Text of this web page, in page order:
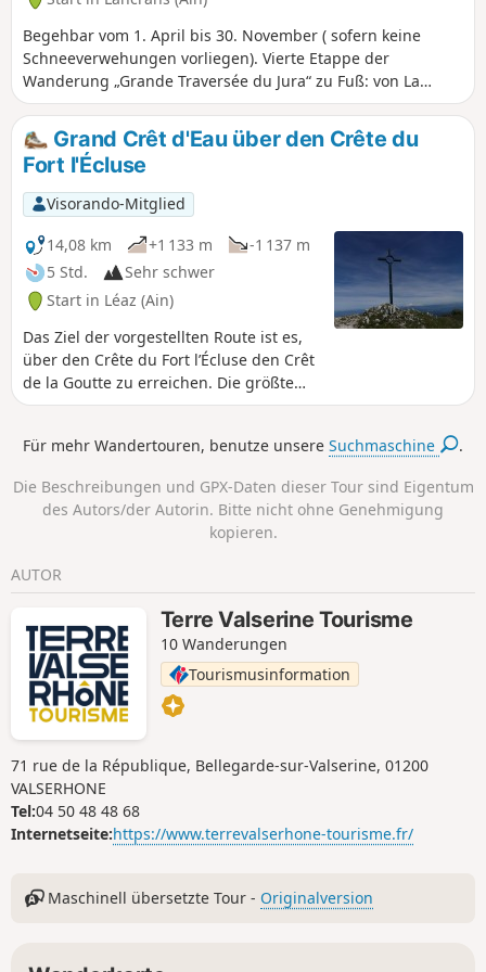
Begehbar vom 1. April bis 30. November ( sofern keine
Schneeverwehungen vorliegen). Vierte Etappe der
Wanderung „Grande Traversée du Jura“ zu Fuß: von La
Borne au Lion nach Culoz, in 6 Tagen. Die GTJ verbindet
Mandeure (Doubs) mit Culoz (Ain) in 15 bis 20 Tagen und
durchquert dabei das Jura-Gebirge und den Regionalen
Naturpark Haut-Jura. Die hier vorgeschlagene Route
entspricht der zweiten Hälfte der Strecke.
Grand Crêt d'Eau über den Crête du
Fort l'Écluse
Visorando-Mitglied
14,08 km
+1 133 m
-1 137 m
5 Std.
Sehr schwer
Start in Léaz (Ain)
Das Ziel der vorgestellten Route ist es,
über den Crête du Fort l’Écluse den Crêt
de la Goutte zu erreichen. Die größte
Schwierigkeit besteht beim Aufstieg; der
Hochspannungsmast ziemlich steil,
Händen abstützen muss (im Abstieg
und bei nassem Boden zu vermeiden).
Ab dem Chalet Bizot verläuft die Route
klassisch.
Für mehr Wandertouren, benutze unsereSuchmaschine .
Die Beschreibungen und GPX-Daten dieser Tour sind Eigentum
des Autors/der Autorin. Bitte nicht ohne Genehmigung
kopieren.
AUTOR
Terre Valserine Tourisme
10 Wanderungen
Tourismusinformation
71 rue de la République, Bellegarde-sur-Valserine, 01200
VALSERHONE
Tel:04 50 48 48 68
Internetseite:https://www.terrevalserhone-tourisme.fr/
Maschinell übersetzte Tour - Originalversion